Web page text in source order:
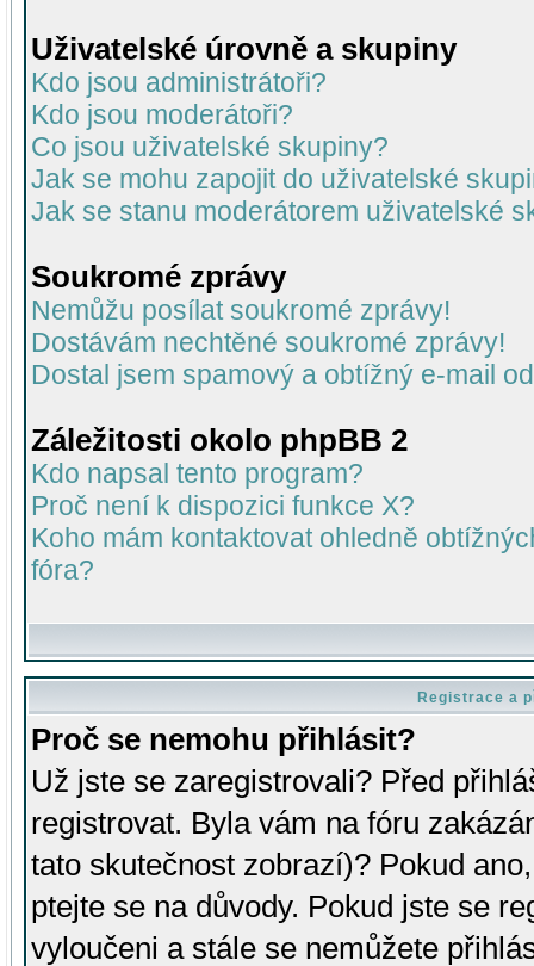
Uživatelské úrovně a skupiny
Kdo jsou administrátoři?
Kdo jsou moderátoři?
Co jsou uživatelské skupiny?
Jak se mohu zapojit do uživatelské
Jak se stanu moderátorem uživatelské
Soukromé zprávy
Nemůžu posílat soukromé zprávy!
Dostávám nechtěné soukromé zprávy!
Dostal jsem spamový a obtížný e-mail
Záležitosti okolo phpBB 2
Kdo napsal tento program?
Proč není k dispozici funkce X?
Koho mám kontaktovat ohledně
fóra?
Registrace a
Proč se nemohu přihlásit?
Už jste se zaregistrovali? Před
registrovat. Byla vám na fóru
tato skutečnost zobrazí)? Pokud
ptejte se na důvody. Pokud jste se
vyloučeni a stále se nemůžete